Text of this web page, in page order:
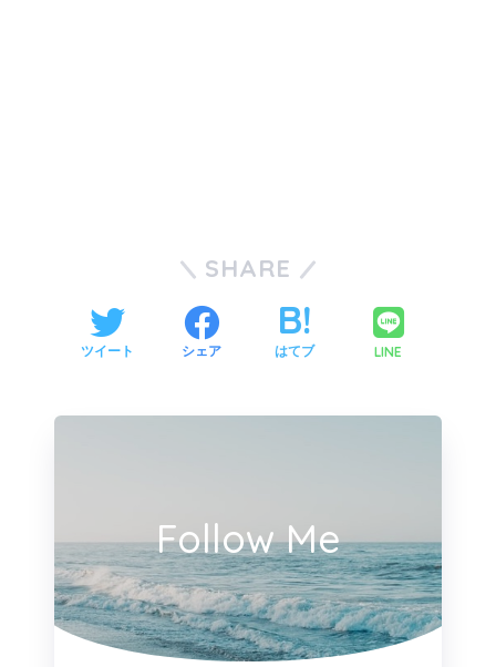
SHARE
ツイート シェア はてブ LINE
Follow Me